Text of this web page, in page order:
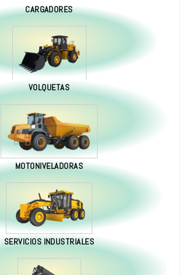
CARGADORES
VOLQUETAS
MOTONIVELADORAS
SERVICIOS INDUSTRIALES